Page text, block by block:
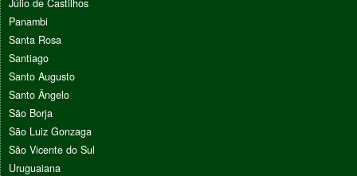
Júlio de Castilhos
Panambi
Santa Rosa
Santiago
Santo Augusto
Santo Ângelo
São Borja
São Luiz Gonzaga
São Vicente do Sul
Uruguaiana